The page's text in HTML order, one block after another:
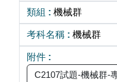
機械群
機械群
C2107試題-機械群-